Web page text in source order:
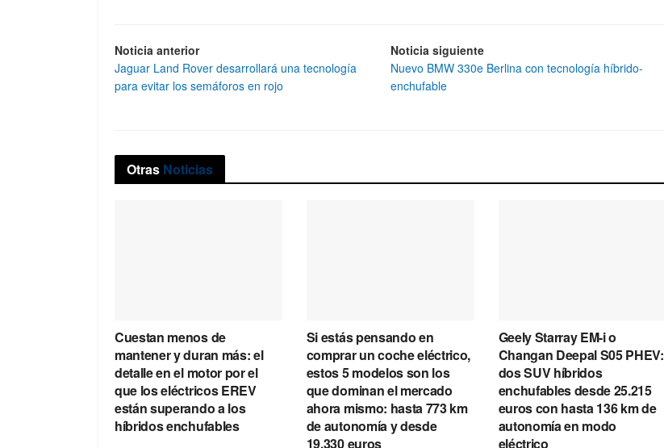
Noticia anterior
Jaguar Land Rover desarrollará una tecnología
para evitar los semáforos en rojo
Noticia siguiente
Nuevo BMW 330e Berlina con tecnología híbrido-
enchufable
Otras Noticias
Cuestan menos de
mantener y duran más: el
detalle en el motor por el
que los eléctricos EREV
están superando a los
híbridos enchufables
Si estás pensando en
comprar un coche eléctrico,
estos 5 modelos son los
que dominan el mercado
ahora mismo: hasta 773 km
de autonomía y desde
19.330 euros
Geely Starray EM-i o
Changan Deepal S05 PHEV:
dos SUV híbridos
enchufables desde 25.215
euros con hasta 136 km de
autonomía en modo
eléctrico